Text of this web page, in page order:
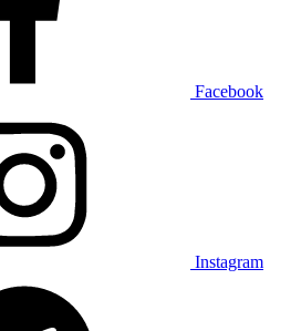
Facebook
Instagram